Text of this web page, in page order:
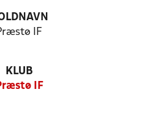
IF
KLUB
IF